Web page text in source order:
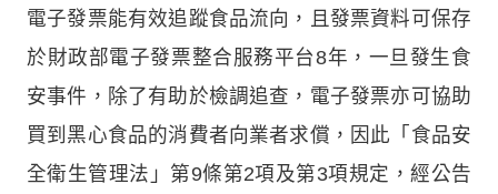
電子發票能有效追蹤食品流向，且發票資料可保存
於財政部電子發票整合服務平台8年，一旦發生食
安事件，除了有助於檢調追查，電子發票亦可協助
買到黑心食品的消費者向業者求償，因此「食品安
全衛生管理法」第9條第2項及第3項規定，經公告